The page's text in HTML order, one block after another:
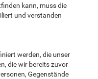
kann, muss die
und verstanden
werden, die unser
die wir bereits zuvor
Gegenstände